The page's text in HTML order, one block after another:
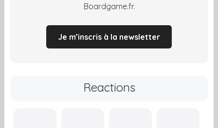
Boardgame.fr.
Je m’inscris à la newsletter
Reactions